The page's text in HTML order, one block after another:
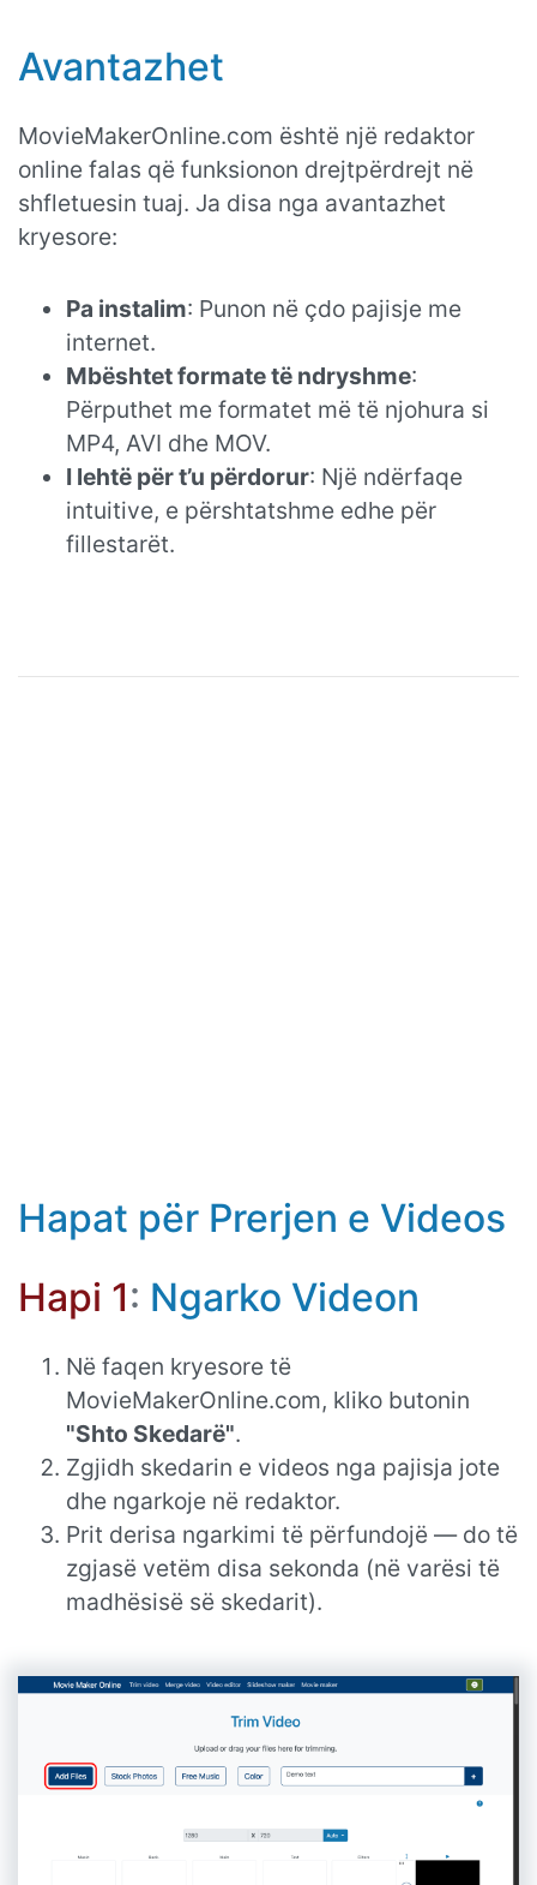
Avantazhet
MovieMakerOnline.com është një redaktor
online falas që funksionon drejtpërdrejt në
shfletuesin tuaj. Ja disa nga avantazhet
kryesore:
Pa instalim: Punon në çdo pajisje me
internet.
Mbështet formate të ndryshme:
Përputhet me formatet më të njohura si
MP4, AVI dhe MOV.
I lehtë për t’u përdorur: Një ndërfaqe
intuitive, e përshtatshme edhe për
fillestarët.
Hapat për Prerjen e Videos
Hapi 1: Ngarko Videon
Në faqen kryesore të
MovieMakerOnline.com, kliko butonin
"Shto Skedarë".
Zgjidh skedarin e videos nga pajisja jote
dhe ngarkoje në redaktor.
Prit derisa ngarkimi të përfundojë — do të
zgjasë vetëm disa sekonda (në varësi të
madhësisë së skedarit).